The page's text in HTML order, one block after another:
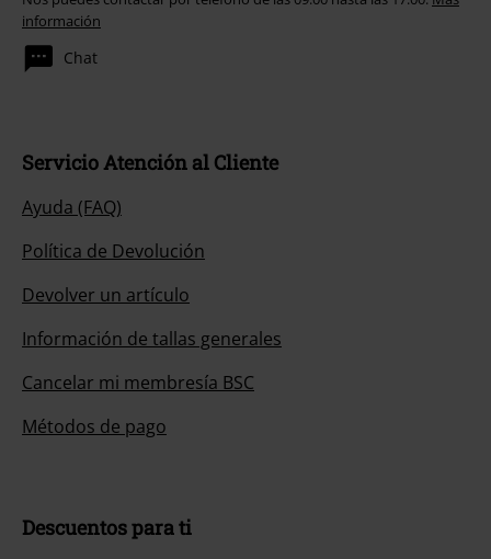
información
Chat
Servicio Atención al Cliente
Ayuda (FAQ)
Política de Devolución
Devolver un artículo
Información de tallas generales
Cancelar mi membresía BSC
Métodos de pago
Descuentos para ti